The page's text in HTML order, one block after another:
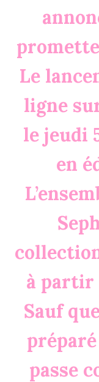
Le
ligne
le jeudi
en
à partir
Sauf
passe